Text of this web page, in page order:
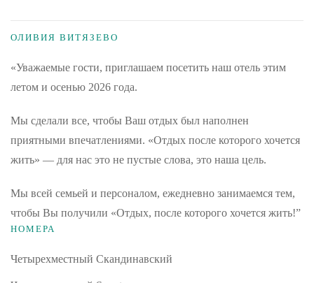
ОЛИВИЯ ВИТЯЗЕВО
«Уважаемые гости, приглашаем посетить наш отель этим
летом и осенью 2026 года.
Мы сделали все, чтобы Ваш отдых был наполнен
приятными впечатлениями. «Отдых после которого хочется
жить» — для нас это не пустые слова, это наша цель.
Мы всей семьей и персоналом, ежедневно занимаемся тем,
чтобы Вы получили «Отдых, после которого хочется жить!”
НОМЕРА
Четырехместный Скандинавский